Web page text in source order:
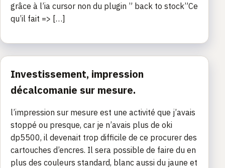
grâce à l’ia cursor non du plugin ” back to stock”Ce
qu’il fait => […]
Investissement, impression
décalcomanie sur mesure.
l’impression sur mesure est une activité que j’avais
stoppé ou presque, car je n’avais plus de oki
dp5500, il devenait trop difficile de ce procurer des
cartouches d’encres. Il sera possible de faire du en
plus des couleurs standard, blanc aussi du jaune et